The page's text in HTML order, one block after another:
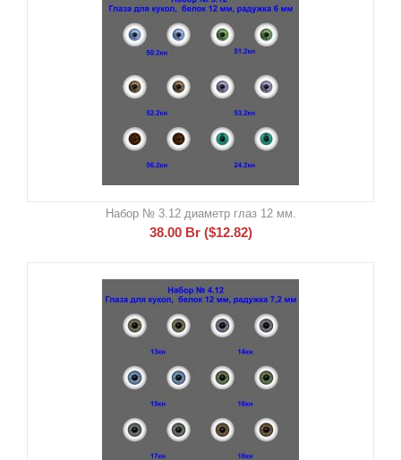
Набор № 3.12 диаметр глаз 12 мм.
38.00 Br ($12.82)